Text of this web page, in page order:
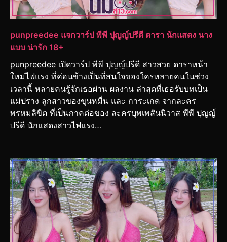
punpreedee แจกวาร์ป พีพี ปุญญ์ปรีดี ดารา นักแสดง นาง
แบบ น่ารัก 18+
punpreedee เปิดวาร์ป พีพี ปุญญ์ปรีดี สาวสวย ดาราหน้า
ใหม่ไฟแรง ที่ค่อนข้างเป็นที่สนใจของใครหลายคนในช่วง
เวลานี้ หลายคนรู้จักเธอผ่าน ผลงาน ล่าสุดที่เธอรับบทเป็น
แม่ปราง ลูกสาวของขุนหมื่น และ การะเกด จากละคร
พรหมลิขิต ที่เป็นภาคต่อของ ละครบุพเพสันนิวาส พีพี ปุญญ์
ปรีดี นักแสดงสาวไฟแรง…